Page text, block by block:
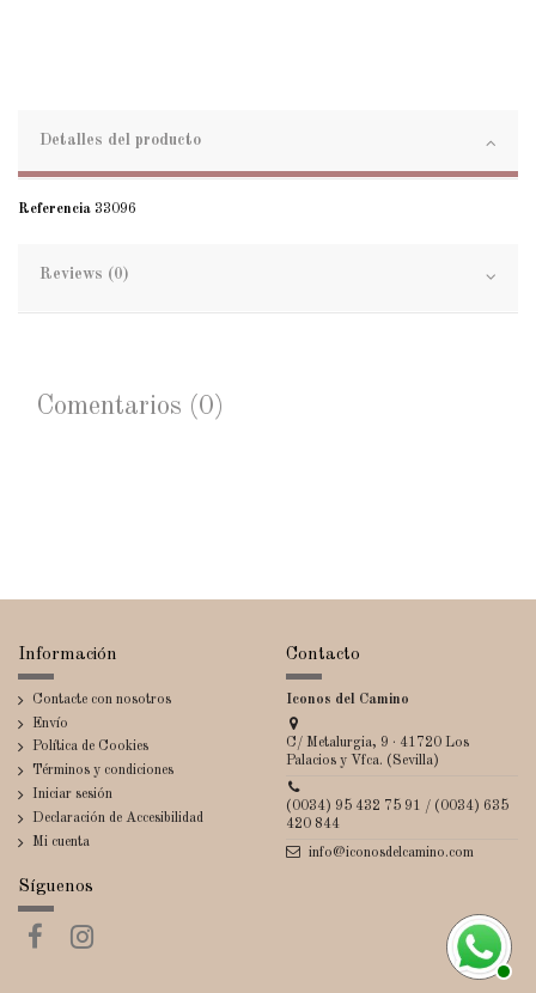
Detalles del producto
Referencia 33096
Reviews (0)
Comentarios (0)
Información
Contacte con nosotros
Envío
Política de Cookies
Términos y condiciones
Iniciar sesión
Declaración de Accesibilidad
Mi cuenta
Contacto
Iconos del Camino
C/ Metalurgia, 9 · 41720 Los
Palacios y Vfca. (Sevilla)
(0034) 95 432 75 91 / (0034) 635
420 844
info@iconosdelcamino.com
Síguenos